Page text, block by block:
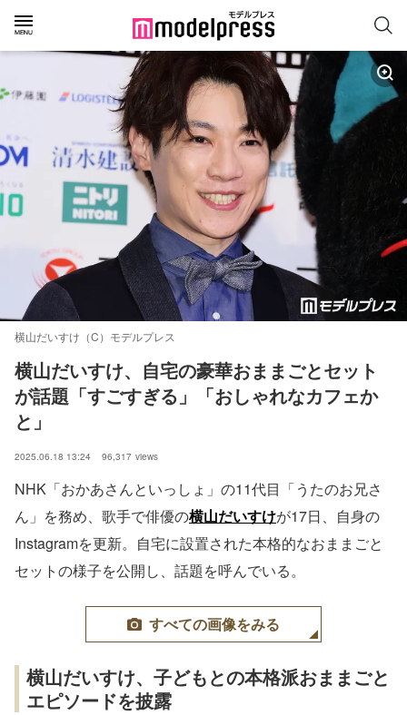
横山だいすけ（C）モデルプレス
横山だいすけ、自宅の豪華おままごとセット
が話題「すごすぎる」「おしゃれなカフェか
と」
2025.06.18 13:24 96,317 views
NHK「おかあさんといっしょ」の11代目「うたのお兄さ
ん」を務め、歌手で俳優の横山だいすけが17日、自身の
Instagramを更新。自宅に設置された本格的なおままごと
セットの様子を公開し、話題を呼んでいる。
すべての画像をみる
横山だいすけ、子どもとの本格派おままごと
エピソードを披露